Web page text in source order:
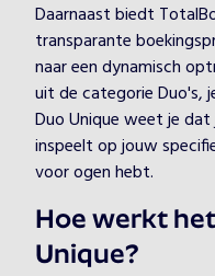
Daarnaast biedt
transparante
naar een dynamisch
uit de categorie Duo's,
Duo Unique weet je
inspeelt op jouw
voor ogen hebt.
Hoe werkt
Unique?